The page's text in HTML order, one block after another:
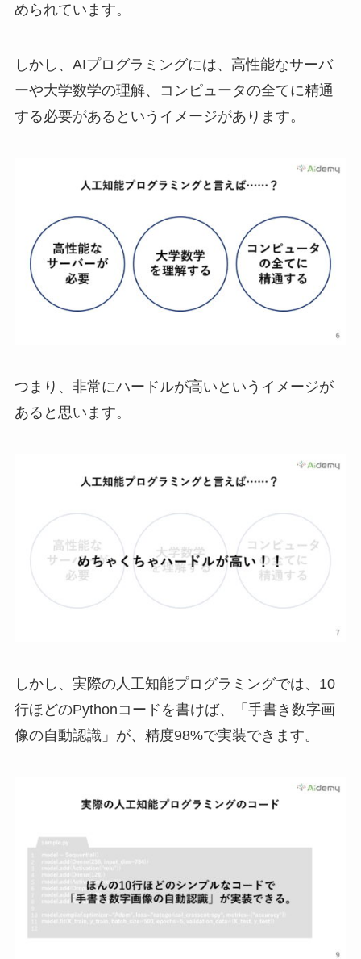
められています。
しかし、AIプログラミングには、高性能なサーバ
ーや大学数学の理解、コンピュータの全てに精通
する必要があるというイメージがあります。
つまり、非常にハードルが高いというイメージが
あると思います。
しかし、実際の人工知能プログラミングでは、10
行ほどのPythonコードを書けば、「手書き数字画
像の自動認識」が、精度98%で実装できます。